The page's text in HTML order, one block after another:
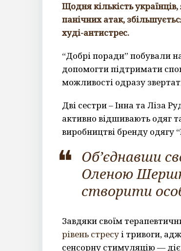
Щодня кількість
панічних атак,
худі-антистрес.
“Добрі поради” побували
допомогти підтримати
можливості одразу
Дві сестри – Інна та Ліза
активно відшивають одяг
виробництві бренду одягу
Об’єднавши
Оленою
створити
Завдяки своїм
рівень стресуі тривоги,
сенсорну стимуляцію —